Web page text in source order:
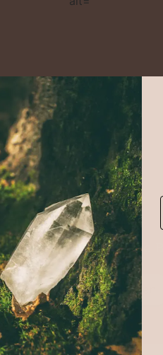
Verpakking Optie B
€1,50
Toevoegen aan winkelwagen